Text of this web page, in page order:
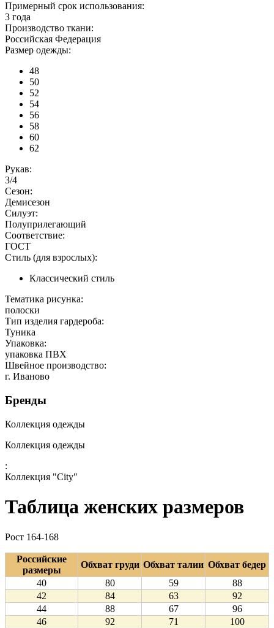
Примерный срок использования:
3 года
Производство ткани:
Российская Федерация
Размер одежды:
48
50
52
54
56
58
60
62
Рукав:
3/4
Сезон:
Демисезон
Силуэт:
Полуприлегающий
Соответствие:
ГОСТ
Стиль (для взрослых):
Классический стиль
Тематика рисунка:
полоски
Тип изделия гардероба:
Туника
Упаковка:
упаковка ПВХ
Швейное производство:
г. Иваново
Бренды
Коллекция одежды
Коллекция одежды
:
Коллекция "City"
Таблица женских размеров
Рост 164-168
Российские
размеры
Обхват груди Обхват талии Обхват бедер
40
80 59
88
42
84 63
92
44
88 67
96
46
92 71
100